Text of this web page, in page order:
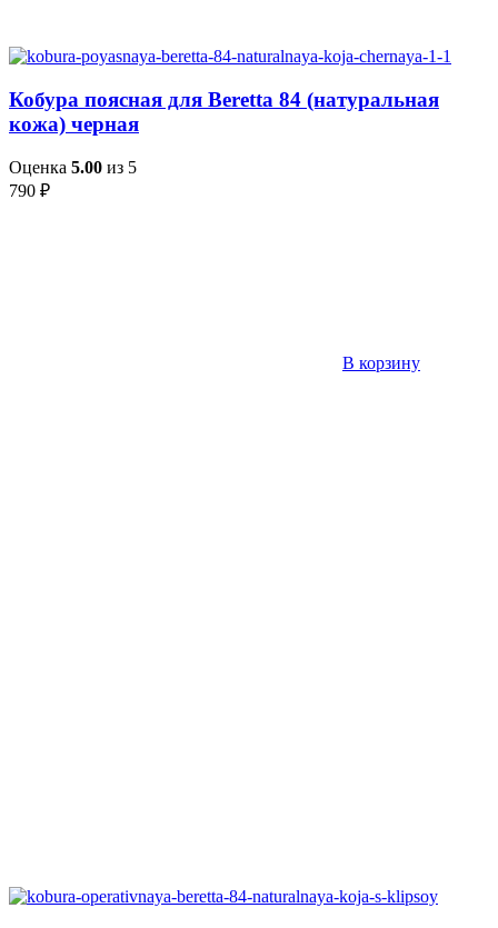
Кобура поясная для Beretta 84 (натуральная
кожа) черная
Оценка 5.00 из 5
790 ₽
В корзину